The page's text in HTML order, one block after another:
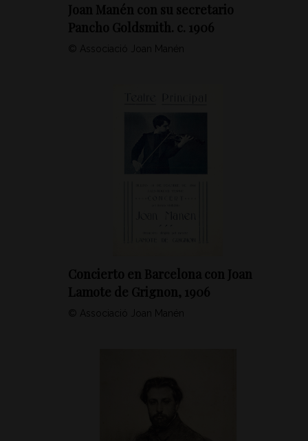
Joan Manén con su secretario
Pancho Goldsmith. c. 1906
© Associació Joan Manén
Concierto en Barcelona con Joan
Lamote de Grignon, 1906
© Associació Joan Manén